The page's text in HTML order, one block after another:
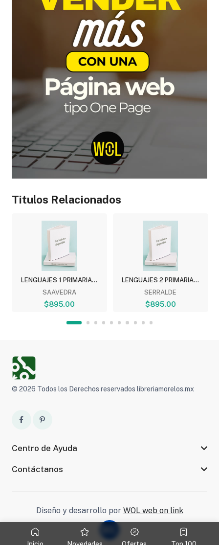
Titulos Relacionados
LENGUAJES 1 PRIMARIA...
SAAVEDRA
$895.00
LENGUAJES 2 PRIMARIA...
SERRALDE
$895.00
© 2026 Todos los Derechos reservados libreriamorelos.mx
Centro de Ayuda
Contáctanos
Diseño y desarrollo por WOL web on link